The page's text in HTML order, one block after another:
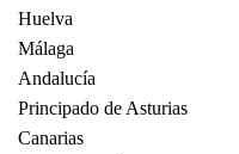
Huelva
Málaga
Andalucía
Principado de Asturias
Canarias